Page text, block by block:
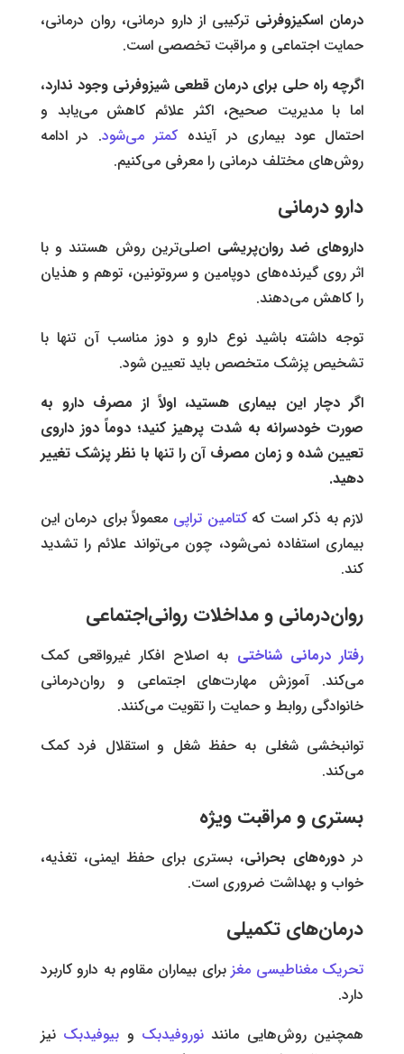
درمان اسکیزوفرنی ترکیبی از دارو درمانی، روان ‌درمانی،
حمایت اجتماعی و مراقبت تخصصی است.
اگرچه راه حلی برای درمان قطعی شیزوفرنی وجود ندارد،
اما با مدیریت صحیح، اکثر علائم کاهش می‌یابد و
احتمال عود بیماری در آینده کمتر می‌شود. در ادامه
روش‌های مختلف درمانی را معرفی می‌کنیم.
دارو درمانی
داروهای ضد روان‌پریشی اصلی‌ترین روش هستند و با
اثر روی گیرنده‌های دوپامین و سروتونین، توهم و هذیان
را کاهش می‌دهند.
توجه داشته باشید نوع دارو و دوز مناسب آن تنها با
تشخیص پزشک متخصص باید تعیین شود.
اگر دچار این بیماری هستید، اولاً از مصرف دارو به
صورت خودسرانه به شدت پرهیز کنید؛ دوماً دوز داروی
تعیین شده و زمان مصرف آن را تنها با نظر پزشک تغییر
دهید.
لازم به ذکر است کهکتامین تراپی معمولاً برای درمان این
بیماری استفاده نمی‌شود، چون می‌تواند علائم را تشدید
کند.
روان‌درمانی و مداخلات روانی‌اجتماعی
رفتار درمانی شناختی به اصلاح افکار غیرواقعی کمک
می‌کند. آموزش مهارت‌های اجتماعی و روان‌درمانی
خانوادگی روابط و حمایت را تقویت می‌کنند.
توانبخشی شغلی به حفظ شغل و استقلال فرد کمک
می‌کند.
بستری و مراقبت ویژه
در دوره‌های بحرانی، بستری برای حفظ ایمنی، تغذیه،
خواب و بهداشت ضروری است.
درمان‌های تکمیلی
تحریک مغناطیسی مغزبرای بیماران مقاوم به دارو کاربرد
دارد.
همچنین روش‌هایی مانند نوروفیدبک و بیوفیدبک نیز